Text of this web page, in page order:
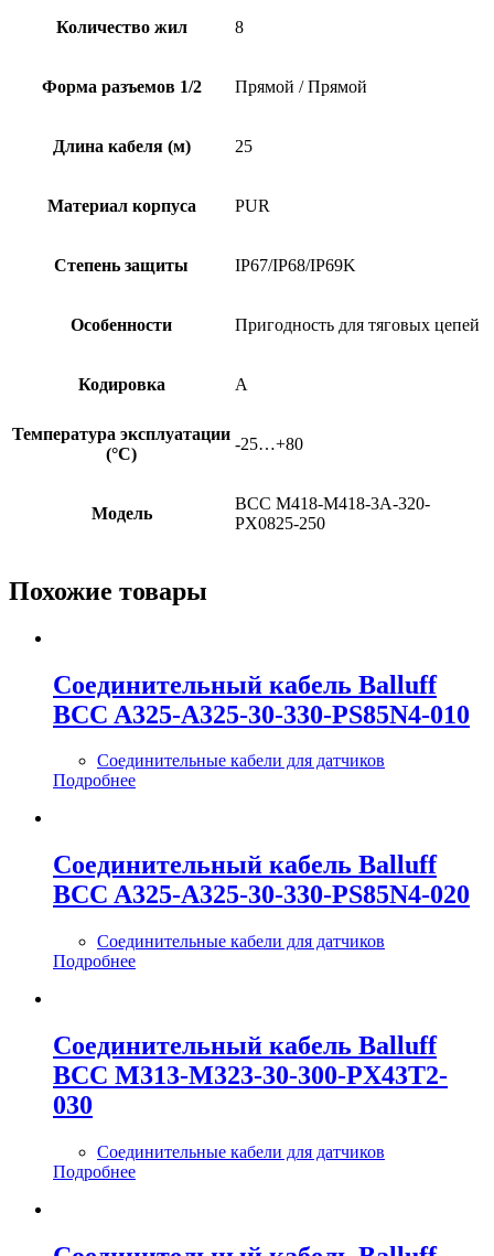
Количество жил 8
Форма разъемов 1/2 Прямой / Прямой
Длина кабеля (м) 25
Материал корпуса PUR
Степень защиты IP67/IP68/IP69K
Особенности Пригодность для тяговых цепей
Кодировка A
Температура эксплуатации
(°C)
-25…+80
Модель
BCC M418-M418-3A-320-
PX0825-250
Похожие товары
Соединительный кабель Balluff
BCC A325-A325-30-330-PS85N4-010
Соединительные кабели для датчиков
Подробнее
Соединительный кабель Balluff
BCC A325-A325-30-330-PS85N4-020
Соединительные кабели для датчиков
Подробнее
Соединительный кабель Balluff
BCC M313-M323-30-300-PX43T2-
030
Соединительные кабели для датчиков
Подробнее